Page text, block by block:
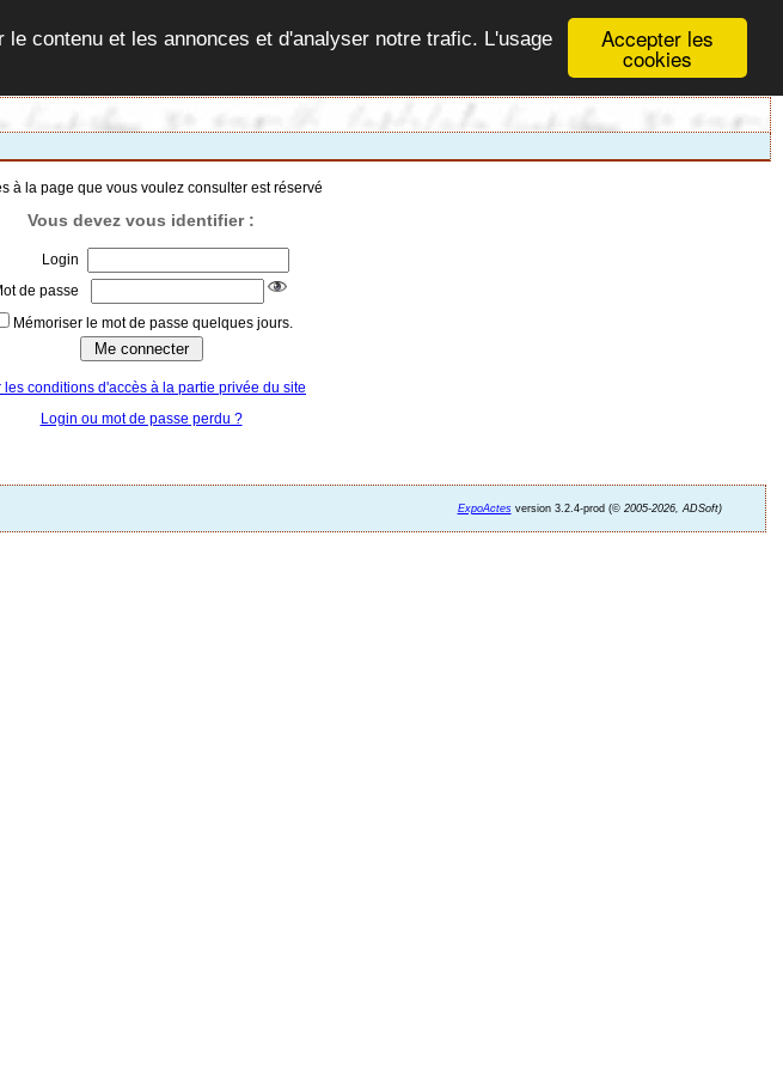
Accepter les
cookies
contenu et les annonces et d'analyser notre trafic. L'usage
à la page que vous voulez consulter est réservé
Vous devez vous identifier :
Login
de passe
Mémoriser le mot de passe quelques jours.
les conditions d'accès à la partie privée du site
Login ou mot de passe perdu ?
ExpoActesversion 3.2.4-prod (©2005-2026, ADSoft)